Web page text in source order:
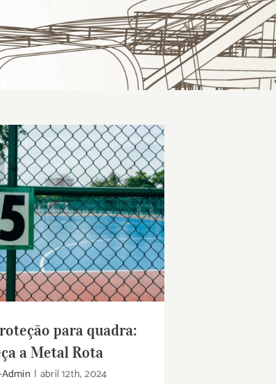
para quadra: conheça
Metal Rota
para quadra:
a Metal Rota
| abril 12th, 2024